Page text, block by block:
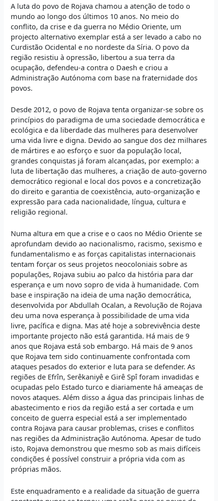
A luta do povo de Rojava chamou a atenção de todo o
mundo ao longo dos últimos 10 anos. No meio do
conflito, da crise e da guerra no Médio Oriente, um
projecto alternativo exemplar está a ser levado a cabo no
Curdistão Ocidental e no nordeste da Síria. O povo da
região resistiu à opressão, libertou a sua terra da
ocupação, defendeu-a contra o Daesh e criou a
Administração Autónoma com base na fraternidade dos
povos.
Desde 2012, o povo de Rojava tenta organizar-se sobre os
princípios do paradigma de uma sociedade democrática e
ecológica e da liberdade das mulheres para desenvolver
uma vida livre e digna. Devido ao sangue dos dez milhares
de mártires e ao esforço e suor da população local,
grandes conquistas já foram alcançadas, por exemplo: a
luta de libertação das mulheres, a criação de auto-governo
democrático regional e local dos povos e a concretização
do direito e garantia de coexistência, auto-organização e
expressão para cada nacionalidade, língua, cultura e
religião regional.
Numa altura em que a crise e o caos no Médio Oriente se
aprofundam devido ao nacionalismo, racismo, sexismo e
fundamentalismo e as forças capitalistas internacionais
tentam forçar os seus projetos neocoloniais sobre as
populações, Rojava subiu ao palco da história para dar
esperança e um novo sopro de vida à humanidade. Com
base e inspiração na ideia de uma nação democrática,
desenvolvida por Abdullah Ocalan, a Revolução de Rojava
deu uma nova esperança à possibilidade de uma vida
livre, pacífica e digna. Mas até hoje a sobrevivência deste
importante projecto não está garantida. Há mais de 9
anos que Rojava está sob embargo. Há mais de 9 anos
que Rojava tem sido continuamente confrontada com
ataques pesados do exterior e luta para se defender. As
regiões de Efrîn, Serêkaniyê e Girê Spî foram invadidas e
ocupadas pelo Estado turco e diariamente há ameaças de
novos ataques. Além disso a água das principais linhas de
abastecimento e rios da região está a ser cortada e um
conceito de guerra especial está a ser implementado
contra Rojava para causar problemas, crises e conflitos
nas regiões da Administração Autónoma. Apesar de tudo
isto, Rojava demonstrou que mesmo sob as mais difíceis
condições é possível construir a própria vida com as
próprias mãos.
Este enquadramento e a realidade da situação de guerra